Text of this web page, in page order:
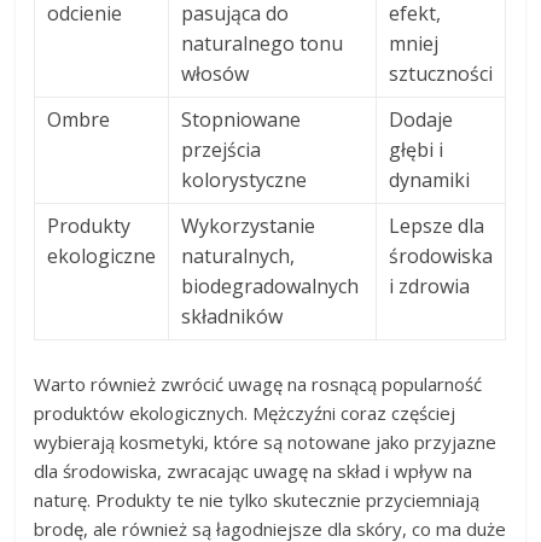
odcienie
pasująca do
naturalnego tonu
włosów
efekt,
mniej
sztuczności
Ombre
Stopniowane
przejścia
kolorystyczne
Dodaje
głębi i
dynamiki
Produkty
ekologiczne
Wykorzystanie
naturalnych,
biodegradowalnych
składników
Lepsze dla
środowiska
i zdrowia
Warto również zwrócić uwagę na rosnącą popularność
produktów ekologicznych. Mężczyźni coraz częściej
wybierają kosmetyki, które są notowane jako przyjazne
dla środowiska, zwracając uwagę na skład i wpływ na
naturę. Produkty te nie tylko skutecznie przyciemniają
brodę, ale również są łagodniejsze dla skóry, co ma duże